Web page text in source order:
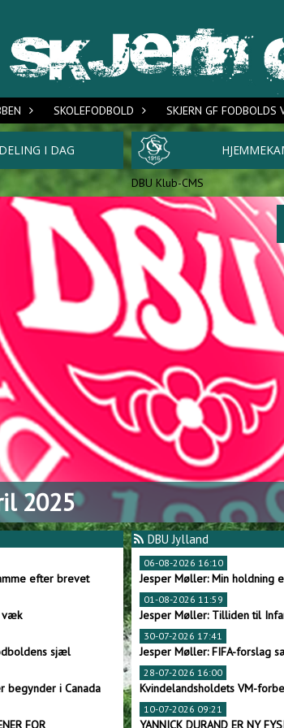
SKOLEFODBOLD SKJERN GF FODBOLDS
DBU Klub-CMS
2025
efter brevet
væk
sjæl
begynder i Canada
DBU Jylland
06-08-2026 16:10
Jesper Møller: Min holdning
01-08-2026 11:59
Jesper Møller: Tilliden til
30-07-2026 17:41
Jesper Møller: FIFA-forslag
28-07-2026 16:00
Kvindelandsholdets VM-
10-07-2026 09:21